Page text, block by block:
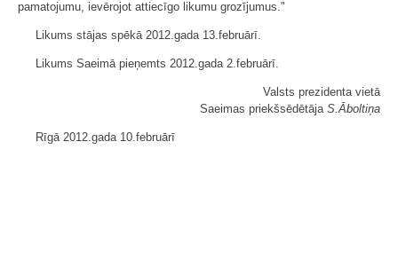
pamatojumu, ievērojot attiecīgo likumu grozījumus."
Likums stājas spēkā 2012.gada 13.februārī.
Likums Saeimā pieņemts 2012.gada 2.februārī.
Valsts prezidenta vietā
Saeimas priekšsēdētāja S.Āboltiņa
Rīgā 2012.gada 10.februārī